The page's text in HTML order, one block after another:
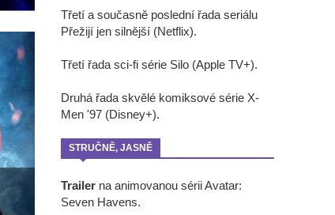
Třetí a současně poslední řada seriálu
Přežijí jen silnější (Netflix).
Třetí řada sci-fi série Silo (Apple TV+).
Druhá řada skvělé komiksové série X-
Men '97 (Disney+).
STRUČNĚ, JASNĚ
Trailer na animovanou sérii Avatar:
Seven Havens.